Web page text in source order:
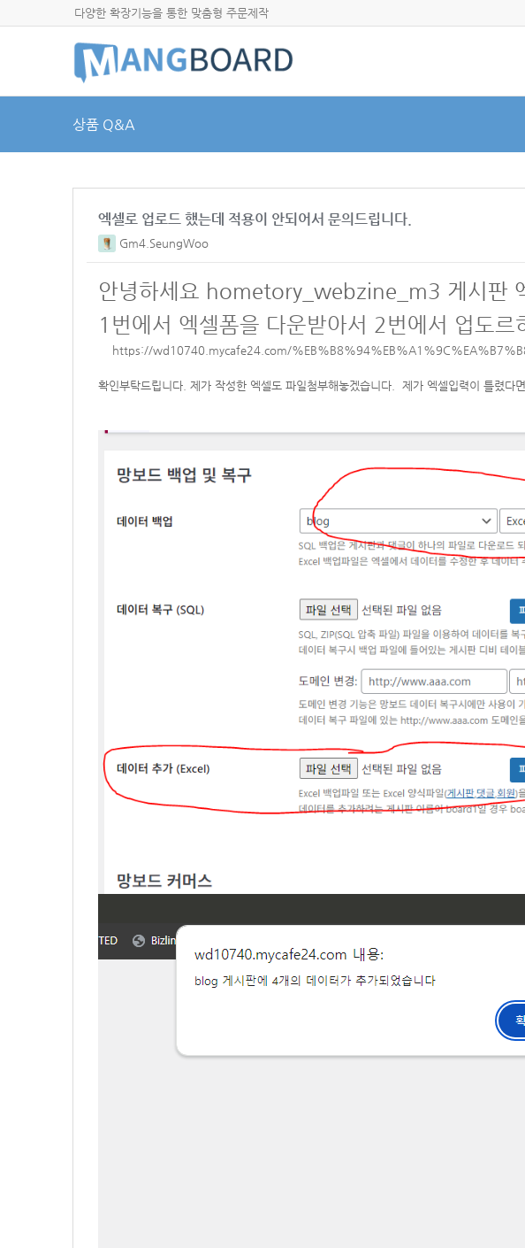
다양한 확장기능을 통한 맞춤형 주문제작
상품 Q&A
엑셀로 업로드 했는데 적용이 안되어서 문의드립니다.
Gm4.SeungWoo
안녕하세요 hometory_webzine_m3 게시판
1번에서 엑셀폼을 다운받아서 2번에서 업도르
https://wd10740.mycafe24.com/
확인부탁드립니다. 제가 작성한 엑셀도 파일첨부해놓겠습니다. 제가 엑셀입력이 틀렸다